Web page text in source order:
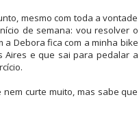
mesmo com toda a vontade
de semana: vou resolver o
a Debora fica com a minha bike
Aires e que sai para pedalar a
curte muito, mas sabe que